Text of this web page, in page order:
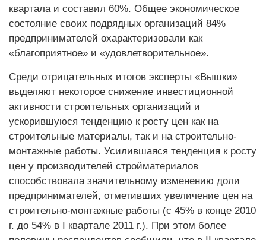
квартала и составил 60%. Общее экономическое
состояние своих подрядных организаций 84%
предпринимателей охарактеризовали как
«благоприятное» и «удовлетворительное».
Среди отрицательных итогов эксперты «Вышки»
выделяют некоторое снижение инвестиционной
активности строительных организаций и
ускорившуюся тенденцию к росту цен как на
строительные материалы, так и на строительно-
монтажные работы. Усилившаяся тенденция к росту
цен у производителей стройматериалов
способствовала значительному изменению доли
предпринимателей, отметивших увеличение цен на
строительно-монтажные работы (с 45% в конце 2010
г. до 54% в I квартале 2011 г.). При этом более